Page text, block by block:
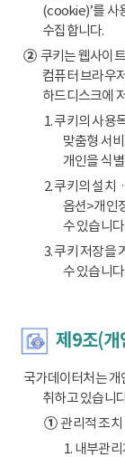
(cookie)’를 사
수집합니다.
②쿠키는 웹사이
컴퓨터 브라우
하드디스크에
1. 쿠키의 사용
맞춤형 서
개인을 식
2. 쿠키의 설치
옵션>개인
수 있습니다.
3. 쿠키 저장을
수 있습니다.
제9조(개
국가데이터처는 개
취하고 있습니
①관리적 조치
1. 내부관